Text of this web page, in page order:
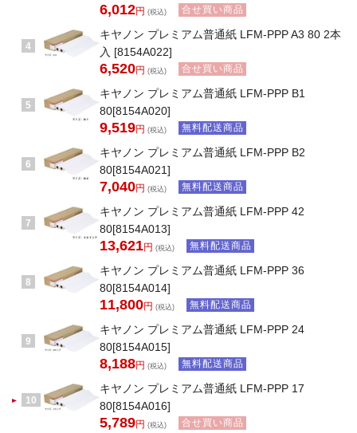
6,012円 (税込) 合せ買い商品
4
キヤノン プレミアム普通紙 LFM-PPP A3 80 2本
入 [8154A022]
6,520円 (税込) 合せ買い商品
5
キヤノン プレミアム普通紙 LFM-PPP B1
80[8154A020]
9,519円 (税込) 無料配送商品
6
キヤノン プレミアム普通紙 LFM-PPP B2
80[8154A021]
7,040円 (税込) 無料配送商品
7
キヤノン プレミアム普通紙 LFM-PPP 42
80[8154A013]
13,621円 (税込) 無料配送商品
8
キヤノン プレミアム普通紙 LFM-PPP 36
80[8154A014]
11,800円 (税込) 無料配送商品
9
キヤノン プレミアム普通紙 LFM-PPP 24
80[8154A015]
8,188円 (税込) 無料配送商品
10
キヤノン プレミアム普通紙 LFM-PPP 17
80[8154A016]
5,789円 (税込) 合せ買い商品